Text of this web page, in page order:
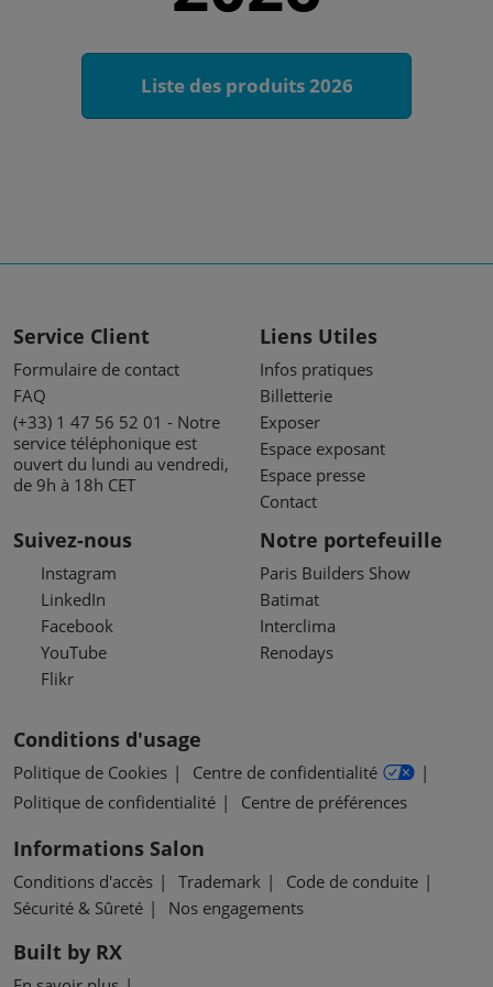
Liste des produits 2026
Service Client
Formulaire de contact
FAQ
(+33) 1 47 56 52 01 - Notre
service téléphonique est
ouvert du lundi au vendredi,
de 9h à 18h CET
Liens Utiles
Infos pratiques
Billetterie
Exposer
Espace exposant
Espace presse
Contact
Suivez-nous
Instagram
LinkedIn
Facebook
YouTube
Flikr
Notre portefeuille
Paris Builders Show
Batimat
Interclima
Renodays
Conditions d'usage
Politique de Cookies
Centre de confidentialité
Politique de confidentialité
Centre de préférences
Informations Salon
Conditions d'accès Trademark
Code de conduite
Sécurité & Sûreté
Nos engagements
Built by RX